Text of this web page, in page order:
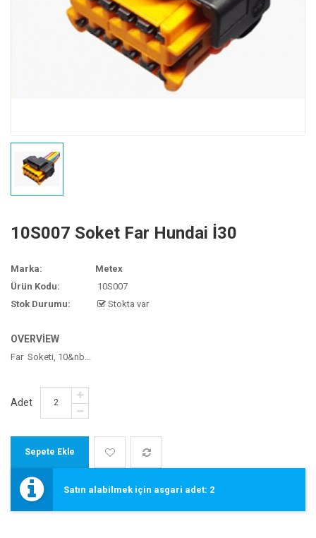
10S007 Soket Far Hundai İ30
Marka:
Metex
Ürün Kodu:
10S007
Stok Durumu:
Stokta var
OVERVIEW
Far Soketi, 10&nb...
Adet
Satın alabilmek için asgari adet: 2